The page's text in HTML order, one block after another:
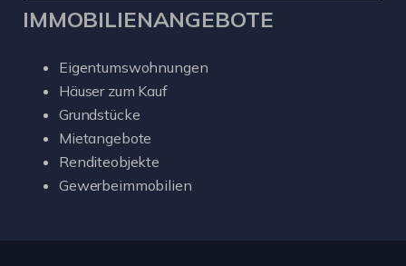
IMMOBILIENANGEBOTE
Eigentumswohnungen
Häuser zum Kauf
Grundstücke
Mietangebote
Renditeobjekte
Gewerbeimmobilien